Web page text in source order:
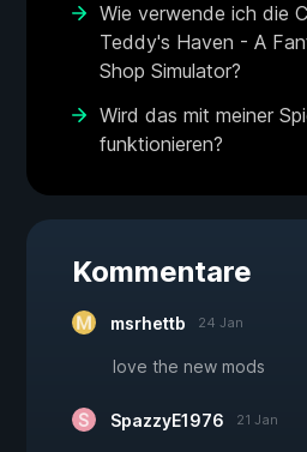
Wie verwende ich die
Teddy's Haven - A
Shop Simulator?
Wird das mit meiner
funktionieren?
Kommentare
msrhettb 24 Jan
love the new mods
SpazzyE1976 21 Jan